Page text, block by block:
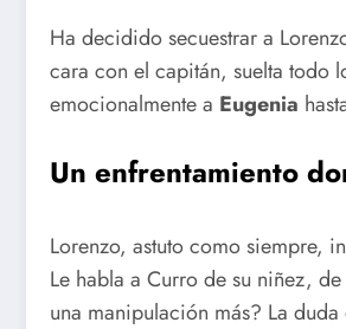
Ha decidido secuestrar a
cara con el capitán, suelta todo
emocionalmente a Eugenia
Un enfrentamiento
Lorenzo, astuto como siempre,
Le habla a Curro de su niñez,
una manipulación más? La duda